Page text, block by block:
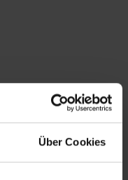
Über Cookies